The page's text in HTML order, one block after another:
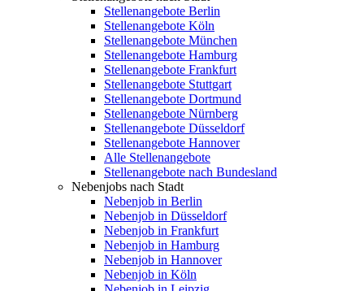
Stellenangebote Berlin
Stellenangebote Köln
Stellenangebote München
Stellenangebote Hamburg
Stellenangebote Frankfurt
Stellenangebote Stuttgart
Stellenangebote Dortmund
Stellenangebote Nürnberg
Stellenangebote Düsseldorf
Stellenangebote Hannover
Alle Stellenangebote
Stellenangebote nach Bundesland
Nebenjobs nach Stadt
Nebenjob in Berlin
Nebenjob in Düsseldorf
Nebenjob in Frankfurt
Nebenjob in Hamburg
Nebenjob in Hannover
Nebenjob in Köln